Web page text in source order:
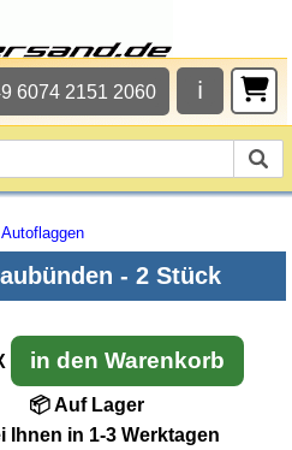
ℹ
6074 2151 2060
Autoflaggen
- 2 Stück
in den Warenkorb
📦 Auf Lager
Ihnen in 1-3 Werktagen